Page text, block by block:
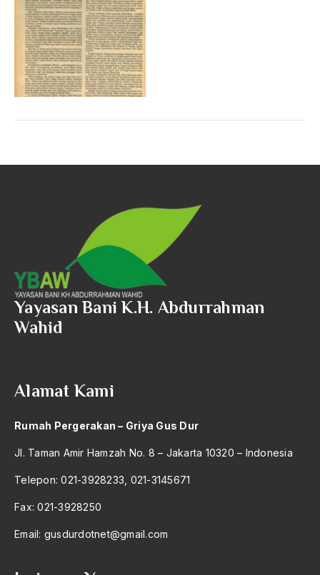
Yayasan Bani K.H. Abdurrahman
Wahid
Alamat Kami
Rumah Pergerakan – Griya Gus Dur
Jl. Taman Amir Hamzah No. 8 – Jakarta 10320 – Indonesia
Telepon: 021-3928233, 021-3145671
Fax: 021-3928250
Email: gusdurdotnet@gmail.com